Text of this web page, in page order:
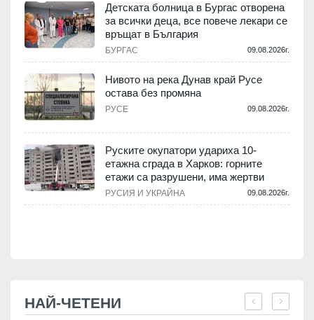
Детската болница в Бургас отворена
за всички деца, все повече лекари се
връщат в България
БУРГАС 09.08.2026г.
Нивото на река Дунав край Русе
остава без промяна
РУСЕ 09.08.2026г.
Руските окупатори удариха 10-
етажна сграда в Харков: горните
етажи са разрушени, има жертви
РУСИЯ И УКРАЙНА 09.08.2026г.
НАЙ-ЧЕТЕНИ